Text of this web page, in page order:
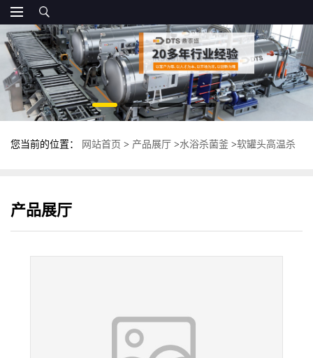
您当前的位置： 网站首页 > 产品展厅 >水浴杀菌釜 >软罐头高温杀
产品展厅